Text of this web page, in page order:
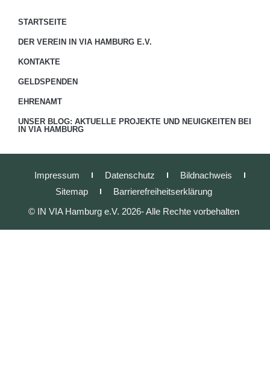
STARTSEITE
DER VEREIN IN VIA HAMBURG E.V.
KONTAKTE
GELDSPENDEN
EHRENAMT
UNSER BLOG: AKTUELLE PROJEKTE UND NEUIGKEITEN BEI
IN VIA HAMBURG
Impressum Datenschutz
Bildnachweis
Sitemap
Barrierefreiheitserklärung
© IN VIA Hamburg e.V. 2026- Alle Rechte vorbehalten